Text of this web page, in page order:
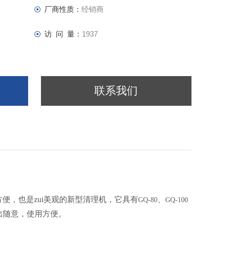
厂商性质： 经销商
访 问 量： 1937
联系我们
，也是zui美观的新型清理机，它具有GQ-80 GQ-100
意，使用方便。